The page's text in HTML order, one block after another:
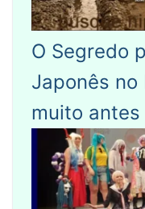
O Segredo
Japonês no
muito